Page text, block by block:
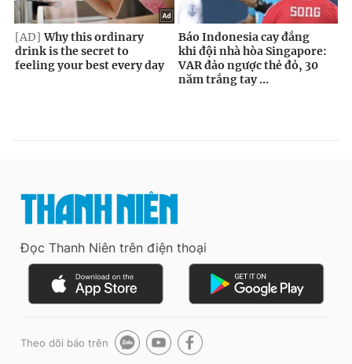
Đọc Thanh Niên trên điện thoại
Theo dõi báo trên